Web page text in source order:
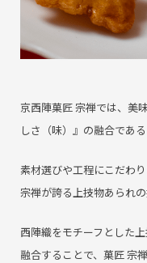
京西陣菓匠 宗禅では、美
しさ（味）』の融合である
素材選びや工程にこだわ
宗禅が誇る上技物あられ
西陣織をモチーフとした
融合することで、菓匠 宗